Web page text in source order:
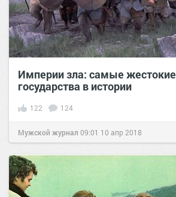
Империи зла: самые жестокие
государства в истории
122 124
Мужской журнал 09:01 10 апр 2018